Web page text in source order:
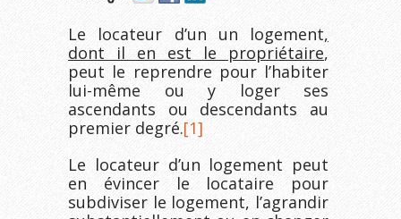
Le locateur d’un un logement,
dont il en est le propriétaire,
peut le reprendre pour l’habiter
lui-même ou y loger ses
ascendants ou descendants au
premier degré.[1]
Le locateur d’un logement peut
en évincer le locataire pour
subdiviser le logement, l’agrandir